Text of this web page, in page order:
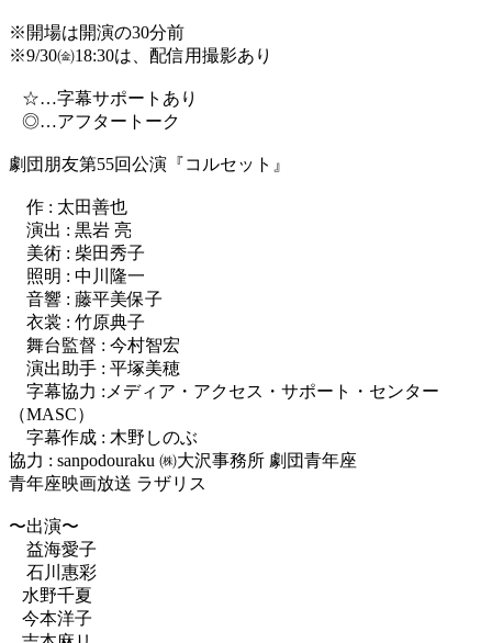
※開場は開演の30分前
※9/30㈮18:30は、配信用撮影あり
☆…字幕サポートあり
◎…アフタートーク
劇団朋友第55回公演『コルセット』
作 : 太田善也
演出 : 黒岩 亮
美術 : 柴田秀子
照明 : 中川隆一
音響 : 藤平美保子
衣裳 : 竹原典子
舞台監督 : 今村智宏
演出助手 : 平塚美穂
字幕協力 :メディア・アクセス・サポート・センター
（MASC）
字幕作成 : 木野しのぶ
協力 : sanpodouraku ㈱大沢事務所 劇団青年座
青年座映画放送 ラザリス
〜出演〜
益海愛子
石川惠彩
水野千夏
今本洋子